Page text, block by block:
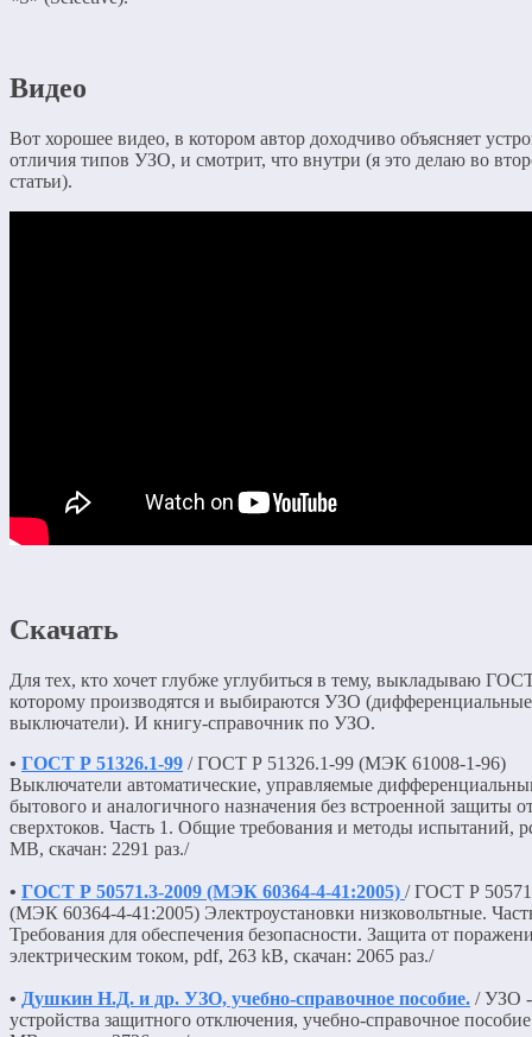
Видео
Вот хорошее видео, в котором автор доходчиво объясняет
отличия типов УЗО, и смотрит, что внутри (я это делаю во
статьи).
Скачать
Для тех, кто хочет глубже углубиться в тему, выкладываю
которому производятся и выбираются УЗО (дифференциальные
выключатели). И книгу-справочник по УЗО.
• ГОСТ Р 51326.1-99 / ГОСТ Р 51326.1-99 (МЭК 61008-1-96)
Выключатели автоматические, управляемые
бытового и аналогичного назначения без встроенной защиты
сверхтоков. Часть 1. Общие требования и методы испытаний,
MB, скачан: 2291 раз./
• ГОСТ Р 50571.3-2009 (МЭК 60364-4-41:2005) / ГОСТ Р
(МЭК 60364-4-41:2005) Электроустановки низковольтные.
Требования для обеспечения безопасности. Защита от
электрическим током, pdf, 263 kB, скачан: 2065 раз./
• Душкин Н.Д. и др. УЗО, учебно-справочное пособие. / УЗО -
устройства защитного отключения, учебно-справочное